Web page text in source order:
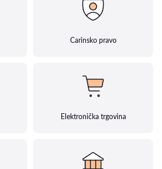
Carinsko pravo
Elektronička trgovina